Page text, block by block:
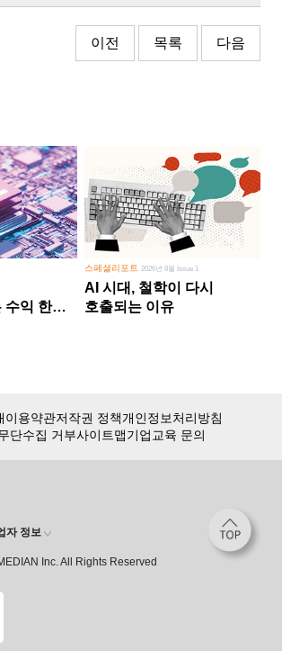
이전 목록 다음
수익 한계
스페셜리포트 2026년 8월 Issue 1
AI 시대, 철학이 다시
호출되는 이유
텐츠를
이용약관저작권 정책개인정보처리방침
단수집 거부사이트맵기업교육 문의
자 정보
Inc. All Rights Reserved